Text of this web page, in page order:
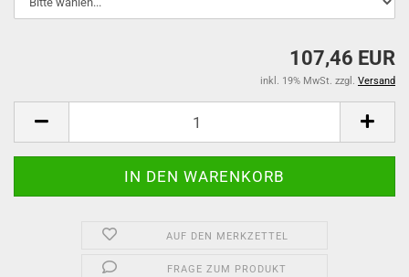
107,46 EUR
inkl. 19% MwSt. zzgl. Versand
AUF DEN MERKZETTEL
FRAGE ZUM PRODUKT